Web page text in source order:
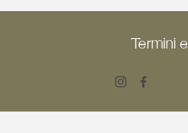
Termini
Instagram